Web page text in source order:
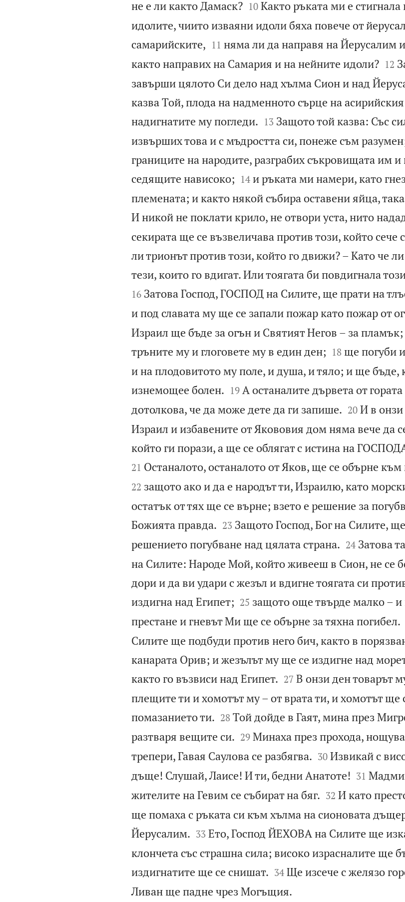
не е ли както Дамаск?
10 Както ръката ми е стигнала
идолите, чиито изваяни идоли бяха повече от
самарийските,
11 няма ли да направя на Йерусалим
както направих на Самария и на нейните идоли?
12
завърши цялото Си дело над хълма Сион и над
казва Той, плода на надменното сърце на
надигнатите му погледи.
13 Защото той казва: Със
извърших това и с мъдростта си, понеже съм
границите на народите, разграбих съкровищата им и
седящите нависоко;
14 и ръката ми намери, като
племената; и както някой събира оставени яйца,
И никой не поклати крило, не отвори уста, нито
секирата ще се възвеличава против този, който сече
ли трионът против този, който го движи? – Като че
тези, които го вдигат. Или тоягата би повдигнала
16 Затова Господ, ГОСПОД на Силите, ще прати на
и под славата му ще се запали пожар като пожар от
Израил ще бъде за огън и Святият Негов – за
тръните му и глоговете му в един ден;
18 ще погуби
и на плодовитото му поле, и душа, и тяло; и ще бъде,
изнемощее болен.
19 А останалите дървета от
дотолкова, че да може дете да ги запише.
20 И в онзи
Израил и избавените от Якововия дом няма вече да
който ги порази, а ще се облягат с истина на
21 Останалото, останалото от Яков, ще се обърне
22 защото ако и да е народът ти, Израилю, като
остатък от тях ще се върне; взето е решение за
Божията правда.
23 Защото Господ, Бог на Силите,
решението погубване над цялата страна.
24 Затова
на Силите: Народе Мой, който живееш в Сион, не се
дори и да ви удари с жезъл и вдигне тоягата си
издигна над Египет;
25 защото още твърде малко –
престане и гневът Ми ще се обърне за тяхна погибел.
Силите ще подбуди против него бич, както в
канарата Орив; и жезълът му ще се издигне над
както го възвиси над Египет.
27 В онзи ден товарът
плещите ти и хомотът му – от врата ти, и хомотът ще
помазанието ти.
28 Той дойде в Гаят, мина през
разтваря вещите си.
29 Минаха през прохода,
трепери, Гавая Саулова се разбягва.
30 Извикай с
дъще! Слушай, Лаисе! И ти, бедни Анатоте!
31
жителите на Гевим се събират на бяг.
32 И като
ще помаха с ръката си към хълма на сионовата
Йерусалим.
33 Ето, Господ ЙЕХОВА на Силите ще
клончета със страшна сила; високо израсналите ще
издигнатите ще се снишат.
34 Ще изсече с желязо
Ливан ще падне чрез Могъщия.